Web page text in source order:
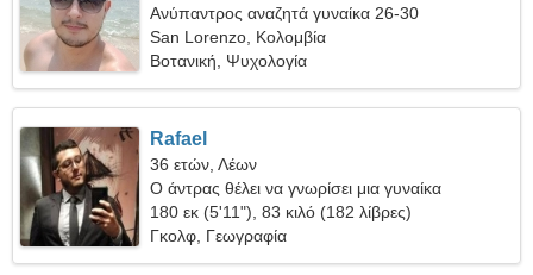
Ανύπαντρος αναζητά γυναίκα 26-30
San Lorenzo, Κολομβία
Βοτανική, Ψυχολογία
Rafael
36 ετών, Λέων
Ο άντρας θέλει να γνωρίσει μια γυναίκα
180 εκ (5'11"), 83 κιλό (182 λίβρες)
Γκολφ, Γεωγραφία